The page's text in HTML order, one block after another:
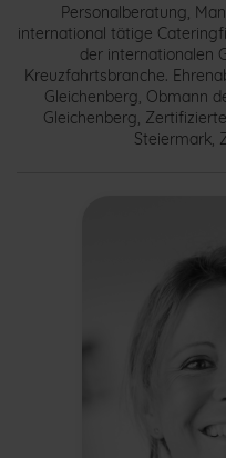
Personalberatung,
international tätige
der internationalen
Kreuzfahrtsbranche.
Gleichenberg, Obmann
Gleichenberg,
Steiermark,